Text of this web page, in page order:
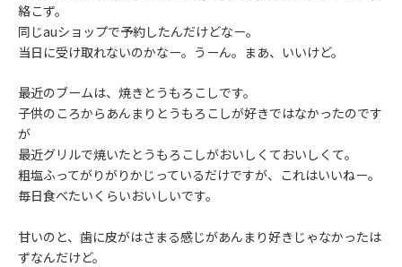
絡こず。
同じauショップで予約したんだけどなー。
当日に受け取れないのかなー。うーん。まあ、いいけど。
最近のブームは、焼きとうもろこしです。
子供のころからあんまりとうもろこしが好きではなかったのです
が
最近グリルで焼いたとうもろこしがおいしくておいしくて。
粗塩ふってがりがりかじっているだけですが、これはいいねー。
毎日食べたいくらいおいしいです。
甘いのと、歯に皮がはさまる感じがあんまり好きじゃなかったは
ずなんだけど。